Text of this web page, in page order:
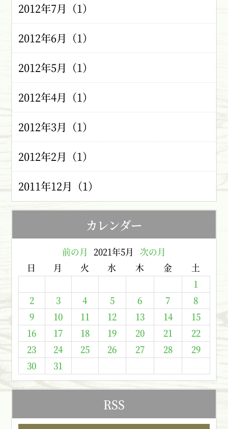
2012年7月（1）
2012年6月（1）
2012年5月（1）
2012年4月（1）
2012年3月（1）
2012年2月（1）
2011年12月（1）
カレンダー
前の月 2021年5月
次の月
日
月 火 水 木 金
土
1
2
3 4 5 6 7
8
9
10 11 12 13 14
15
16
17 18 19 20 21
22
23
24 25 26 27 28
29
30
31
RSS